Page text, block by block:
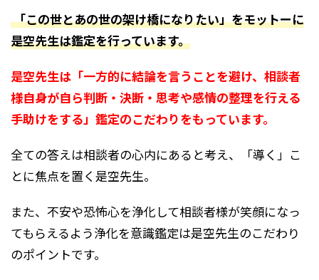
「この世とあの世の架け橋になりたい」をモットーに
是空先生は鑑定を行っています。
是空先生は「一方的に結論を言うことを避け、相談者
様自身が自ら判断・決断・思考や感情の整理を行える
手助けをする」鑑定のこだわりをもっています。
全ての答えは相談者の心内にあると考え、「導く」こ
とに焦点を置く是空先生。
また、不安や恐怖心を浄化して相談者様が笑顔になっ
てもらえるよう浄化を意識鑑定は是空先生のこだわり
のポイントです。